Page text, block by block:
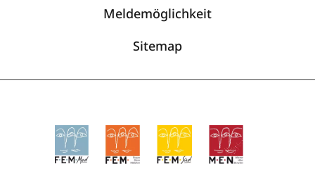
Meldemöglichkeit
Sitemap